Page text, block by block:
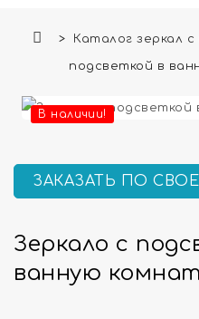
Каталог зеркал
подсветкой в
В наличии!
ЗАКАЗАТЬ ПО
Зеркало с
ванную